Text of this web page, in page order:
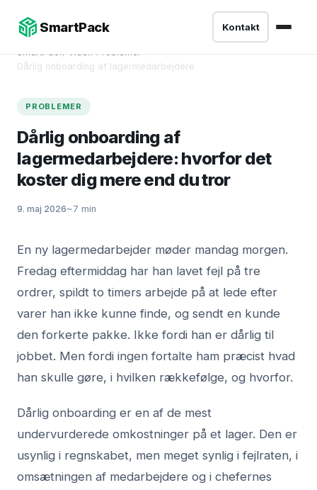
SmartPack Kontakt
SmartPack Viden Problemer
Dårlig onboarding af lagermedarbejdere
PROBLEMER
Dårlig onboarding af
lagermedarbejdere: hvorfor det
koster dig mere end du tror
9. maj 2026~7 min
En ny lagermedarbejder møder mandag morgen.
Fredag eftermiddag har han lavet fejl på tre
ordrer, spildt to timers arbejde på at lede efter
varer han ikke kunne finde, og sendt en kunde
den forkerte pakke. Ikke fordi han er dårlig til
jobbet. Men fordi ingen fortalte ham præcist hvad
han skulle gøre, i hvilken rækkefølge, og hvorfor.
Dårlig onboarding er en af de mest
undervurderede omkostninger på et lager. Den er
usynlig i regnskabet, men meget synlig i fejlraten, i
omsætningen af medarbejdere og i chefernes